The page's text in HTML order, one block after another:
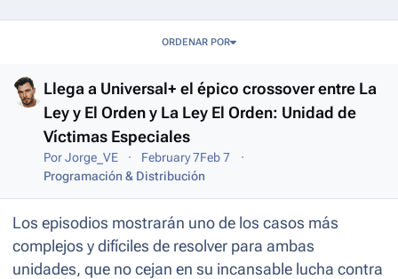
ORDENAR POR
Llega a Universal+ el épico crossover entre La
Ley y El Orden y La Ley El Orden: Unidad de
Víctimas Especiales
PorJorge_VE February 7Feb 7
Programación & Distribución
Los episodios mostrarán uno de los casos más
complejos y difíciles de resolver para ambas
unidades, que no cejan en su incansable lucha contra